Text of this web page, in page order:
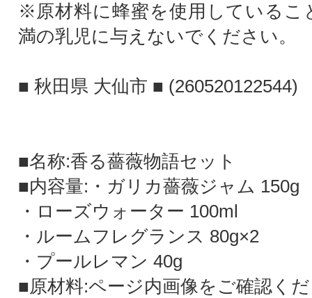
※原材料に蜂蜜を使用しているこ
満の乳児に与えないでください。
■ 秋田県 大仙市 ■ (260520122544)
■名称:香る薔薇物語セット
■内容量:・ガリカ薔薇ジャム 150g
・ローズウォーター 100ml
・ルームフレグランス 80g×2
・プールレマン 40g
■原材料:ページ内画像をご確認く